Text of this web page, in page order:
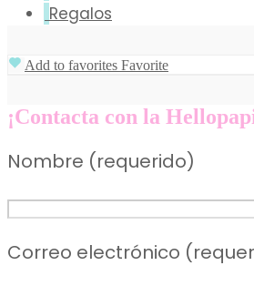
Regalos
Add to favorites Favorite
¡Contacta con la
Nombre (requerido)
Correo electrónico